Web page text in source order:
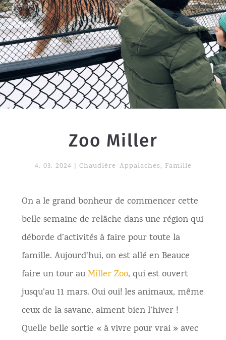
Zoo Miller
4. 03. 2024 Chaudière-Appalaches, Famille
On a le grand bonheur de commencer cette
belle semaine de relâche dans une région qui
déborde d’activités à faire pour toute la
famille. Aujourd’hui, on est allé en Beauce
faire un tour auMiller Zoo, qui est ouvert
jusqu’au 11 mars. Oui oui! les animaux, même
ceux de la savane, aiment bien l’hiver !
Quelle belle sortie « à vivre pour vrai » avec